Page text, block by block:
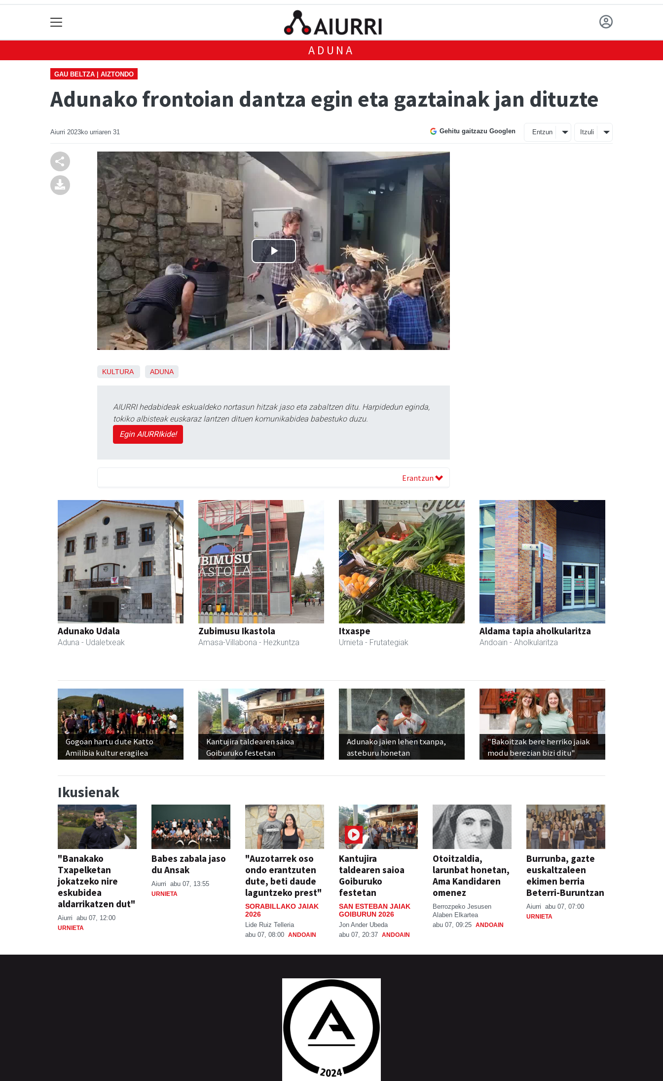
ADUNA
GAU BELTZA | AIZTONDO
Adunako frontoian dantza egin eta gaztainak jan dituzte
Aiurri 2023ko urriaren 31 Gehitu gaitzazu Googlen Entzun Itzuli
KULTURA ADUNA
AIURRI hedabideak eskualdeko nortasun hitzak jaso eta zabaltzen ditu. Harpidedun eginda,
tokiko albisteak euskaraz lantzen dituen komunikabidea babestuko duzu.
Egin AIURRIkide!
Erantzun
Adunako Udala
Aduna - Udaletxeak
Zubimusu Ikastola
Amasa-Villabona - Hezkuntza
Itxaspe
Urnieta - Frutategiak
Aldama tapia aholkularitza
Andoain - Aholkularitza
Gogoan hartu dute Katto
Amilibia kultur eragilea
Kantujira taldearen saioa
Goiburuko festetan
Adunako jaien lehen txanpa,
asteburu honetan
"Bakoitzak bere herriko jaiak
modu berezian bizi ditu"
Ikusienak
"Banakako
Txapelketan
jokatzeko nire
eskubidea
aldarrikatzen dut"
Aiurri abu 07, 12:00
URNIETA
Babes zabala jaso
du Ansak
Aiurri abu 07, 13:55
URNIETA
"Auzotarrek oso
ondo erantzuten
dute, beti daude
laguntzeko prest"
SORABILLAKO JAIAK
2026
Lide Ruiz Telleria
abu 07, 08:00 ANDOAIN
Kantujira
taldearen saioa
Goiburuko
festetan
SAN ESTEBAN JAIAK
GOIBURUN 2026
Jon Ander Ubeda
abu 07, 20:37 ANDOAIN
Otoitzaldia,
larunbat honetan,
Ama Kandidaren
omenez
Berrozpeko Jesusen
Alaben Elkartea
abu 07, 09:25 ANDOAIN
Burrunba, gazte
euskaltzaleen
ekimen berria
Beterri-Buruntzan
Aiurri abu 07, 07:00
URNIETA